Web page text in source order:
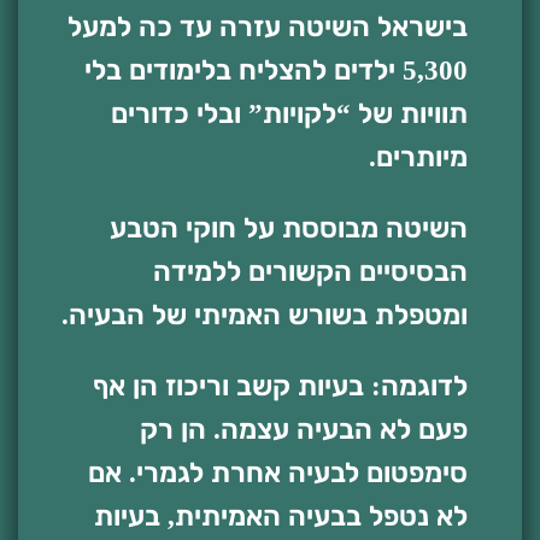
בישראל השיטה עזרה עד כה למעל
5,300 ילדים להצליח בלימודים בלי
תוויות של “לקויות” ובלי כדורים
מיותרים.
השיטה מבוססת על חוקי הטבע
הבסיסיים הקשורים ללמידה
ומטפלת בשורש האמיתי של הבעיה.
לדוגמה: בעיות קשב וריכוז הן אף
פעם לא הבעיה עצמה. הן רק
סימפטום לבעיה אחרת לגמרי. אם
לא נטפל בבעיה האמיתית, בעיות